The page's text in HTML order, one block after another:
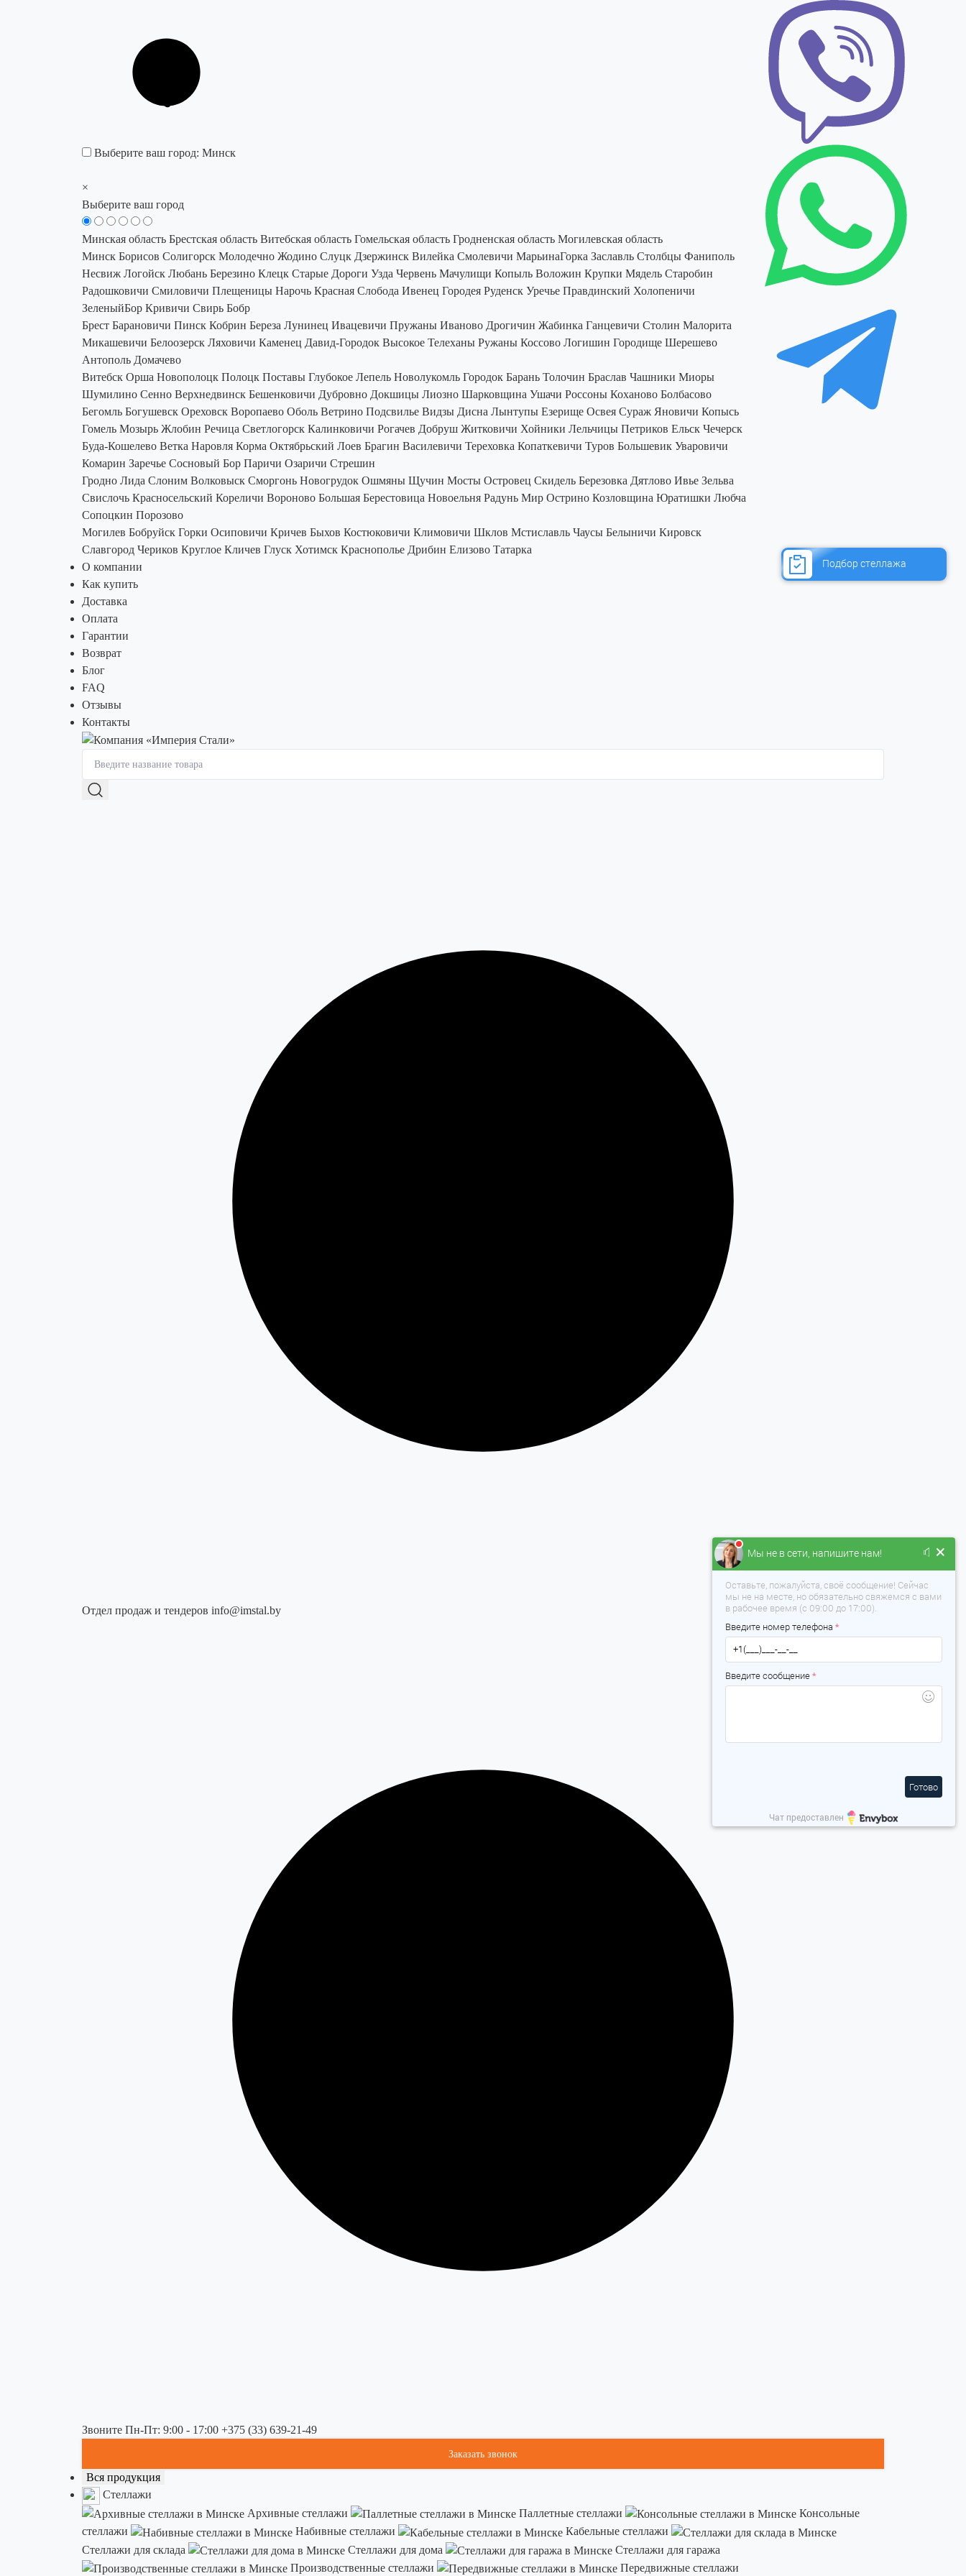
Выберите ваш город: Минск
×
Выберите ваш город
Минская область Брестская область Витебская область Гомельская область Гродненская область Могилевская область
Минск Борисов Солигорск Молодечно Жодино Слуцк Дзержинск Вилейка Смолевичи МарьинаГорка Заславль Столбцы Фаниполь
Несвиж Логойск Любань Березино Клецк Старые Дороги Узда Червень Мачулищи Копыль Воложин Крупки Мядель Старобин
Радошковичи Смиловичи Плещеницы Нарочь Красная Слобода Ивенец Городея Руденск Уречье Правдинский Холопеничи
ЗеленыйБор Кривичи Свирь Бобр
Брест Барановичи Пинск Кобрин Береза Лунинец Ивацевичи Пружаны Иваново Дрогичин Жабинка Ганцевичи Столин Малорита
Микашевичи Белоозерск Ляховичи Каменец Давид-Городок Высокое Телеханы Ружаны Коссово Логишин Городище Шерешево
Антополь Домачево
Витебск Орша Новополоцк Полоцк Поставы Глубокое Лепель Новолукомль Городок Барань Толочин Браслав Чашники Миоры
Шумилино Сенно Верхнедвинск Бешенковичи Дубровно Докшицы Лиозно Шарковщина Ушачи Россоны Коханово Болбасово
Бегомль Богушевск Ореховск Воропаево Оболь Ветрино Подсвилье Видзы Дисна Лынтупы Езерище Освея Сураж Яновичи Копысь
Гомель Мозырь Жлобин Речица Светлогорск Калинковичи Рогачев Добруш Житковичи Хойники Лельчицы Петриков Ельск Чечерск
Буда-Кошелево Ветка Наровля Корма Октябрьский Лоев Брагин Василевичи Тереховка Копаткевичи Туров Большевик Уваровичи
Комарин Заречье Сосновый Бор Паричи Озаричи Стрешин
Гродно Лида Слоним Волковыск Сморгонь Новогрудок Ошмяны Щучин Мосты Островец Скидель Березовка Дятлово Ивье Зельва
Свислочь Красносельский Кореличи Вороново Большая Берестовица Новоельня Радунь Мир Острино Козловщина Юратишки Любча
Сопоцкин Порозово
Могилев Бобруйск Горки Осиповичи Кричев Быхов Костюковичи Климовичи Шклов Мстиславль Чаусы Белыничи Кировск
Славгород Чериков Круглое Кличев Глуск Хотимск Краснополье Дрибин Елизово Татарка
О компании
Как купить
Доставка
Оплата
Гарантии
Возврат
Блог
FAQ
Отзывы
Контакты
Отдел продаж и тендеров info@imstal.by
Звоните Пн-Пт: 9:00 - 17:00 +375 (33) 639-21-49
Заказать звонок
Вся продукция
Стеллажи
Архивные стеллажи
Паллетные стеллажи
Консольные
стеллажи
Набивные стеллажи
Кабельные стеллажи
Стеллажи для склада
Стеллажи для дома
Стеллажи для гаража
Производственные стеллажи
Передвижные стеллажи
Подбор стеллажа
Мы не в сети, напишите нам!
Оставьте, пожалуйста, своё сообщение! Сейчас
мы не на месте, но обязательно свяжемся с вами
в рабочее время (с 09:00 до 17:00).
Введите номер телефона *
Введите сообщение*
Готово
Чат предоставлен